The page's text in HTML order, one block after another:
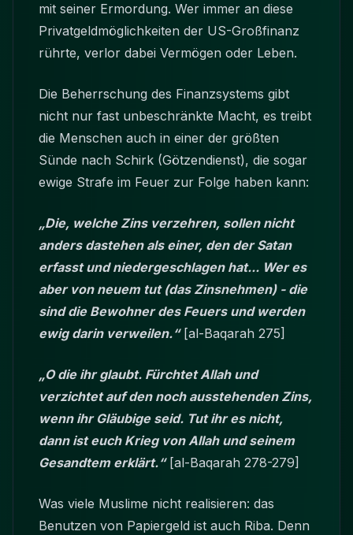
mit seiner Ermordung. Wer immer an diese
Privatgeldmöglichkeiten der US-Großfinanz
rührte, verlor dabei Vermögen oder Leben.
Die Beherrschung des Finanzsystems gibt
nicht nur fast unbeschränkte Macht, es treibt
die Menschen auch in einer der größten
Sünde nach Schirk (Götzendienst), die sogar
ewige Strafe im Feuer zur Folge haben kann:
„Die, welche Zins verzehren, sollen nicht
anders dastehen als einer, den der Satan
erfasst und niedergeschlagen hat... Wer es
aber von neuem tut (das Zinsnehmen) - die
sind die Bewohner des Feuers und werden
ewig darin verweilen.“[al-Baqarah 275]
„O die ihr glaubt. Fürchtet Allah und
verzichtet auf den noch ausstehenden Zins,
wenn ihr Gläubige seid. Tut ihr es nicht,
dann ist euch Krieg von Allah und seinem
Gesandtem erklärt.“[al-Baqarah 278-279]
Was viele Muslime nicht realisieren: das
Benutzen von Papiergeld ist auch Riba. Denn